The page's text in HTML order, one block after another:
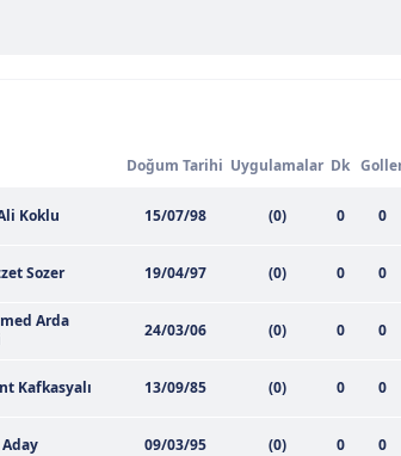
Doğum Tarihi Uygulamalar Dk
Koklu 15/07/98 (0) 0 0
Sozer 19/04/97 (0) 0 0
Arda
24/03/06 (0) 0 0
Kafkasyalı 13/09/85 (0) 0 0
Aday 09/03/95 (0) 0 0